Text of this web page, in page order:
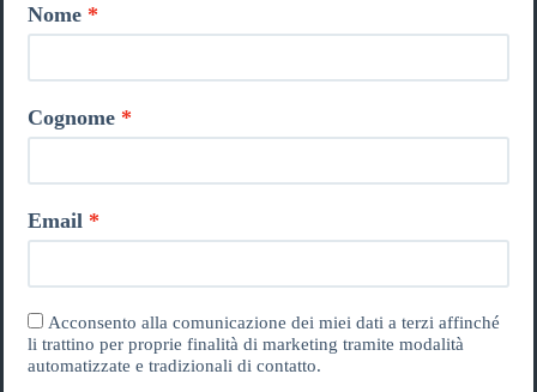
Nome
Cognome
Email
Acconsento alla comunicazione dei miei dati a terzi affinché
li trattino per proprie finalità di marketing tramite modalità
automatizzate e tradizionali di contatto.